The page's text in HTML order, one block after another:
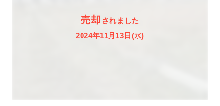
売却 されました
2024年11月13日(水)